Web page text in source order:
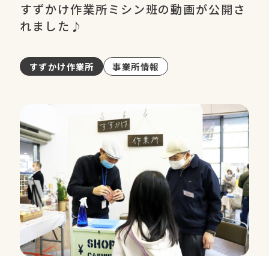
すずかけ作業所ミシン班の動画が公開さ
れました♪
すずかけ作業所 事業所情報